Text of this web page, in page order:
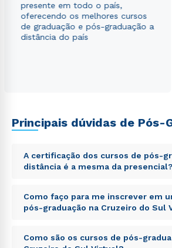
presente em todo o país,
oferecendo os melhores cursos
de graduação e pós-graduação a
distância do país
Principais dúvidas de Pós-
A certificação dos cursos de pós-
distância é a mesma da presencial?
Sed ut perspiciatis unde omnis iste
voluptatem accusantium
totam rem aperiam, eaque ipsa quae
explicabo. Nemo enim ipsam
Como faço para me inscrever em
pós-graduação na Cruzeiro do Sul
Sed ut perspiciatis unde omnis iste
voluptatem accusantium
Como são os cursos de pós-
Estou de acordo com aPolítica de
autorizo que meus dados sejam
envio de conteúdos da Cruzeiro do Sul.